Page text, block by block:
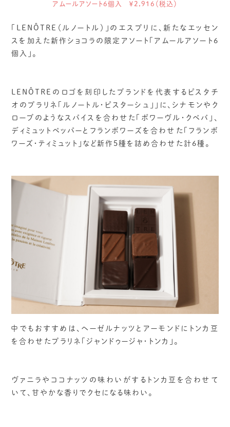
アムールアソート6個入 ￥2,916（税込）
「LENÔTRE（ルノートル）」のエスプリに、新たなエッセン
スを加えた新作ショコラの限定アソート「アムールアソート6
個入」。
LENÔTREのロゴを刻印したブランドを代表するピスタチ
オのプラリネ「ルノートル・ピスターシュ」」に、シナモンやク
ローブのようなスパイスを合わせた「ポワーヴル・クベバ」、
ディミュットペッパーとフランボワーズを合わせた「フランボ
ワーズ・ティミュット」など新作5種を詰め合わせた計6種。
中でもおすすめは、ヘーゼルナッツとアーモンドにトンカ豆
を合わせたプラリネ「ジャンドゥージャ・トンカ」。
ヴァニラやココナッツの味わいがするトンカ豆を合わせて
いて、甘やかな香りでクセになる味わい。